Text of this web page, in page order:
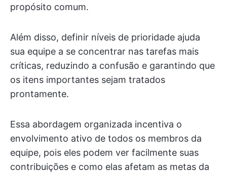
propósito comum.
Além disso, definir níveis de prioridade ajuda
sua equipe a se concentrar nas tarefas mais
críticas, reduzindo a confusão e garantindo que
os itens importantes sejam tratados
prontamente.
Essa abordagem organizada incentiva o
envolvimento ativo de todos os membros da
equipe, pois eles podem ver facilmente suas
contribuições e como elas afetam as metas da